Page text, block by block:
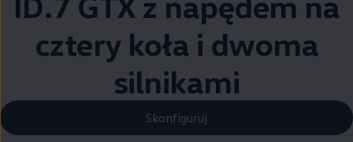
cztery koła i dwoma
silnikami
Skonfiguruj